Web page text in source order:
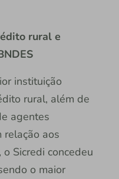
rural e
instituição
rural, além de
agentes
relação aos
Sicredi concedeu
o maior